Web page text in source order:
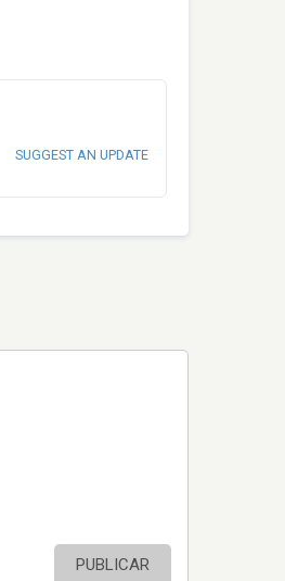
SUGGEST AN UPDATE
PUBLICAR